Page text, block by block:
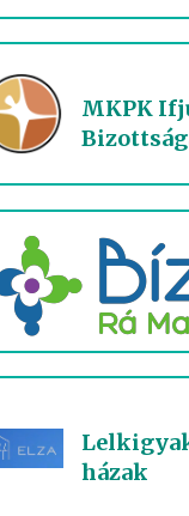
MKPK
házak